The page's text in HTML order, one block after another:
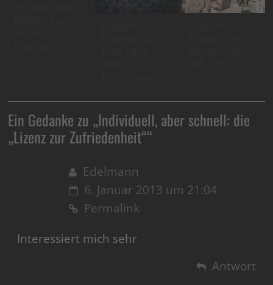
Ein Gedanke zu „Individuell, aber schnell: die
„Lizenz zur Zufriedenheit““
Edelmann
6. Januar 2013 um 21:04
Permalink
Interessiert mich sehr
Antwort